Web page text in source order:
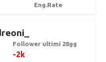
Eng.Rate
Follower ultimi 28gg
-2k